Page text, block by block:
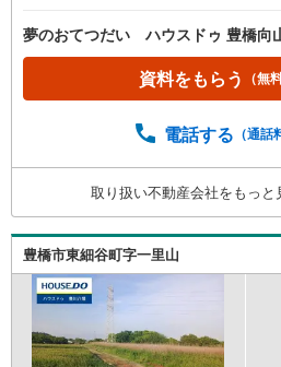
夢のおてつだい ハウスドゥ 豊橋向
資料をもらう （無
電話する （通話
取り扱い不動産会社をもっと
豊橋市東細谷町字一里山